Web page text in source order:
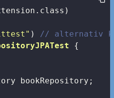
) // alternativ
{
bookRepository;